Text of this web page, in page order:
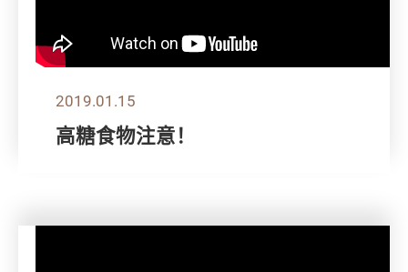
2019.01.15
高糖食物注意！